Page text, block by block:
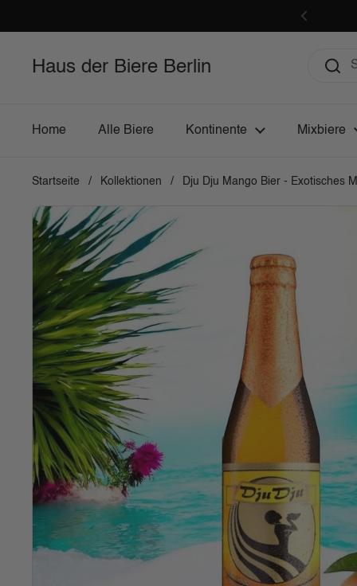
Zurück
Haus der Biere Berlin
Home Alle Biere Kontinente Mixbiere
Startseite / Kollektionen / Dju Dju Mango Bier - Exotisches